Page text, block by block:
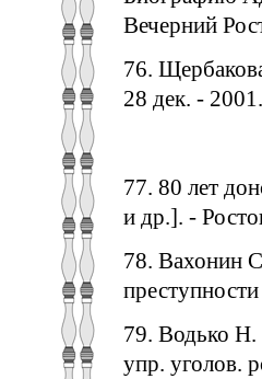
Вечерний
76.
28 дек. -
77. 80 лет
и др.]. -
78. Вахонин
79. Водько Н.
упр. уголов.